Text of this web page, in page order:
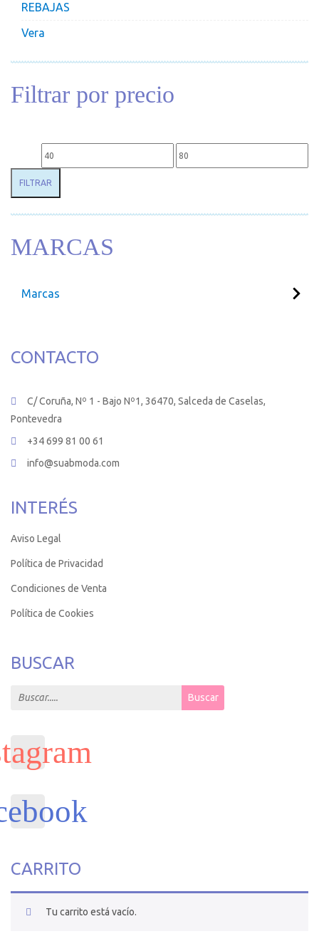
REBAJAS
Vera
Filtrar por precio
Precio mínimo Precio máximo
FILTRAR
MARCAS
Marcas
CONTACTO
C/ Coruña, Nº 1 - Bajo Nº1, 36470, Salceda de Caselas,
Pontevedra
+34 699 81 00 61
info@suabmoda.com
INTERÉS
Aviso Legal
Política de Privacidad
Condiciones de Venta
Política de Cookies
BUSCAR
Search for: Buscar
CARRITO
Tu carrito está vacío.